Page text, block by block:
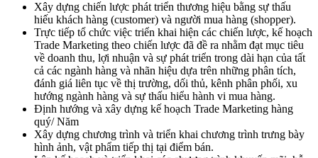
Xây dựng chiến lược phát triển thương hiệu bằng sự thấu
hiếu khách hàng (customer) và người mua hàng (shopper).
Trực tiếp tổ chức việc triển khai hiện các chiến lược, kế hoạch
Trade Marketing theo chiến lược đã đề ra nhằm đạt mục tiêu
về doanh thu, lợi nhuận và sự phát triển trong dài hạn của tất
cả các ngành hàng và nhãn hiệu dựa trên những phân tích,
đánh giá liên tục về thị trường, dối thủ, kênh phân phối, xu
hướng ngành hàng và sự thấu hiểu hành vi mua hàng.
Định hướng và xây dựng kế hoạch Trade Marketing hàng
quý/ Năm
Xây dựng chương trình và triển khai chương trình trưng bày
hình ảnh, vật phẩm tiếp thị tại điểm bán.